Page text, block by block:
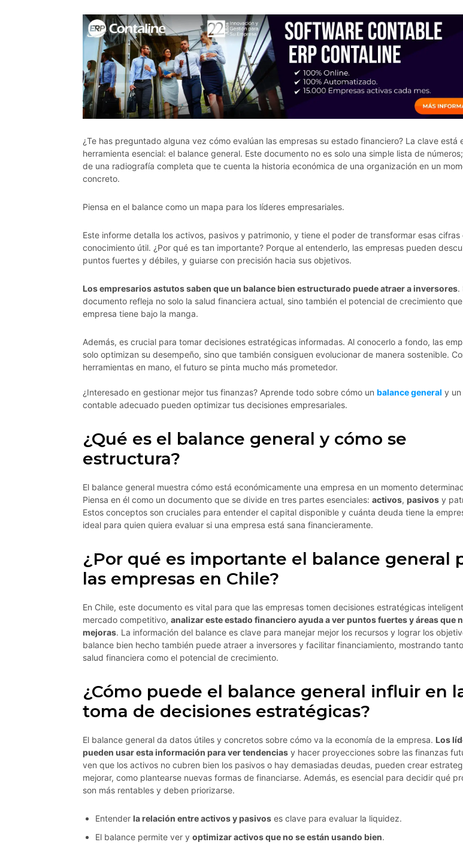
¿Te has preguntado alguna vez cómo evalúan las empresas su estado financiero? La clave está
herramienta esencial: el balance general. Este documento no es solo una simple lista de
de una radiografía completa que te cuenta la historia económica de una organización en un
concreto.
Piensa en el balance como un mapa para los líderes empresariales.
Este informe detalla los activos, pasivos y patrimonio, y tiene el poder de transformar esas cifras
conocimiento útil. ¿Por qué es tan importante? Porque al entenderlo, las empresas pueden
puntos fuertes y débiles, y guiarse con precisión hacia sus objetivos.
Los empresarios astutos saben que un balance bien estructurado puede atraer a inversores.
documento refleja no solo la salud financiera actual, sino también el potencial de crecimiento
empresa tiene bajo la manga.
Además, es crucial para tomar decisiones estratégicas informadas. Al conocerlo a fondo, las
solo optimizan su desempeño, sino que también consiguen evolucionar de manera sostenible.
herramientas en mano, el futuro se pinta mucho más prometedor.
¿Interesado en gestionar mejor tus finanzas? Aprende todo sobre cómo un balance general y
contable adecuado pueden optimizar tus decisiones empresariales.
¿Qué es el balance general y cómo se
estructura?
El balance general muestra cómo está económicamente una empresa en un momento
Piensa en él como un documento que se divide en tres partes esenciales: activos, pasivos y
Estos conceptos son cruciales para entender el capital disponible y cuánta deuda tiene la
ideal para quien quiera evaluar si una empresa está sana financieramente.
¿Por qué es importante el balance general
las empresas en Chile?
En Chile, este documento es vital para que las empresas tomen decisiones estratégicas
mercado competitivo, analizar este estado financiero ayuda a ver puntos fuertes y áreas que
mejoras. La información del balance es clave para manejar mejor los recursos y lograr los
balance bien hecho también puede atraer a inversores y facilitar financiamiento, mostrando
salud financiera como el potencial de crecimiento.
¿Cómo puede el balance general influir en
toma de decisiones estratégicas?
El balance general da datos útiles y concretos sobre cómo va la economía de la empresa. Los
pueden usar esta información para ver tendencias y hacer proyecciones sobre las finanzas
ven que los activos no cubren bien los pasivos o hay demasiadas deudas, pueden crear
mejorar, como plantearse nuevas formas de financiarse. Además, es esencial para decidir qué
son más rentables y deben priorizarse.
Entender la relación entre activos y pasivos es clave para evaluar la liquidez.
El balance permite ver y optimizar activos que no se están usando bien.